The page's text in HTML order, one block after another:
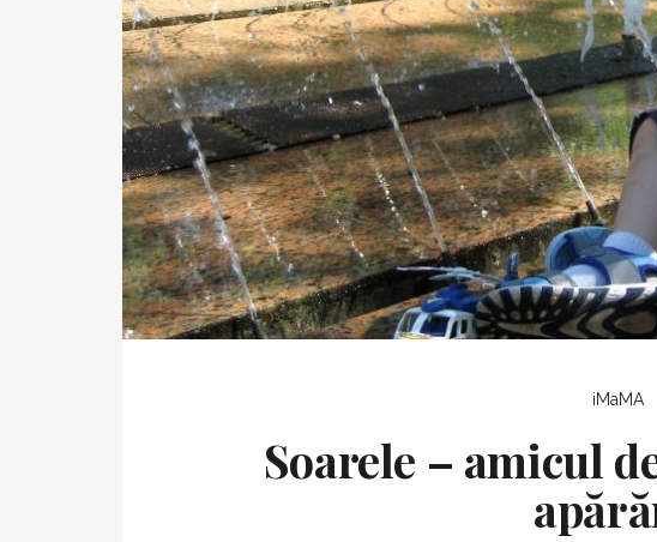
iMaMA
Soarele – amicul